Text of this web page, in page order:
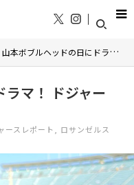
山本ボブルヘッドの日にドラマ！ ドジャースが9回に劇的逆転勝ち
ラマ！ ドジャー
ースレポート ロサンゼルス